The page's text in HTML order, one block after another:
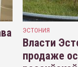
ЭСТОНИЯ
Власти
продаже